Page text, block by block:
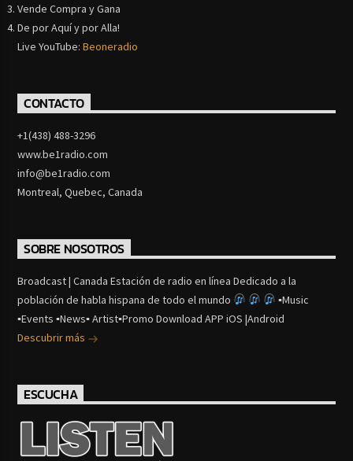
Vende Compra y Gana
De por Aquí y por Alla!
Live YouTube:Beoneradio
CONTACTO
+1(438) 488-3296
www.be1radio.com
info@be1radio.com
Montreal, Quebec, Canada
SOBRE NOSOTROS
Broadcast | Canada Estación de radio en línea Dedicado a la
población de habla hispana de todo el mundo
▪Music
▪Events ▪News▪ Artist▪Promo Download APP iOS |Android
Descubrir más
ESCUCHA